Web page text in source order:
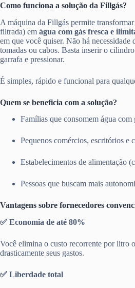
Como funciona a solução da Fillgás?
A máquina da Fillgás permite
filtrada) em água com gás fresca e
em que você quiser. Não há necessidade
tomadas ou cabos. Basta inserir o
garrafa e pressionar.
É simples, rápido e funcional para
Quem se beneficia com a solução?
Famílias que consomem água com
Pequenos comércios, escritórios e
Estabelecimentos de alimentação
Pessoas que buscam mais
Vantagens sobre fornecedores
✅ Economia de até 80%
Você elimina o custo recorrente por litro
drasticamente seus gastos.
✅ Liberdade total